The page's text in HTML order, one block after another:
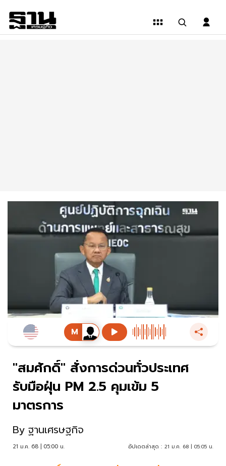
"สมศักดิ์" สั่งการด่วนทั่วประเทศ
รับมือฝุ่น PM 2.5 คุมเข้ม 5
มาตรการ
By ฐานเศรษฐกิจ
21 ม.ค. 68 | 05:00 น. อัปเดตล่าสุด : 21 ม.ค. 68 | 05:05 น.